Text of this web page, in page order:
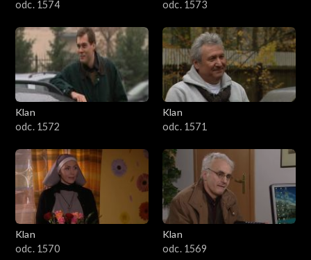
odc. 1574 odc. 1573
Klan
odc. 1572
Klan
odc. 1571
Klan
odc. 1570
Klan
odc. 1569